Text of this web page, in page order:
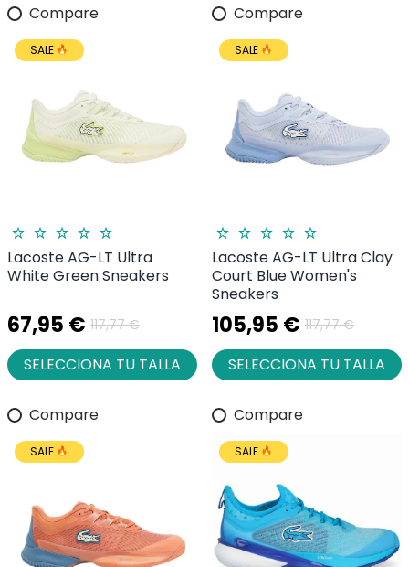
Compare
SALE
Lacoste AG-LT Ultra
White Green Sneakers
67,95 € 117,77 €
SELECCIONA TU TALLA
Compare
SALE
Lacoste AG-LT Ultra Clay
Court Blue Women's
Sneakers
105,95 € 117,77 €
SELECCIONA TU TALLA
Compare
SALE
Compare
SALE